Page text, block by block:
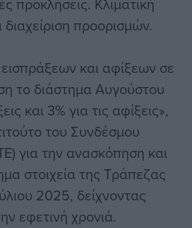
προορισμών.
και αφίξεων σε
το διάστημα Αυγούστου
και 3% για τις αφίξεις»,
του Συνδέσμου
για την ανασκόπηση και
στοιχεία της Τράπεζας
2025, δείχνοντας
εφετινή χρονιά.